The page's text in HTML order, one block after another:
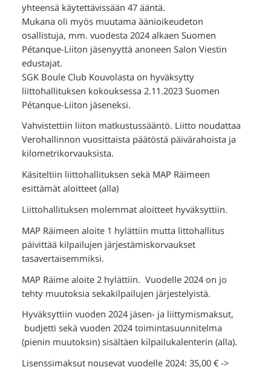
yhteensä käytettävissään 47 ääntä.
Mukana oli myös muutama äänioikeudeton
osallistuja, mm. vuodesta 2024 alkaen Suomen
Pétanque-Liiton jäsenyyttä anoneen Salon Viestin
edustajat.
SGK Boule Club Kouvolasta on hyväksytty
liittohallituksen kokouksessa 2.11.2023 Suomen
Pétanque-Liiton jäseneksi.
Vahvistettiin liiton matkustussääntö. Liitto noudattaa
Verohallinnon vuosittaista päätöstä päivärahoista ja
kilometrikorvauksista.
Käsiteltiin liittohallituksen sekä MAP Räimeen
esittämät aloitteet (alla)
Liittohallituksen molemmat aloitteet hyväksyttiin.
MAP Räimeen aloite 1 hylättiin mutta littohallitus
päivittää kilpailujen järjestämiskorvaukset
tasavertaisemmiksi.
MAP Räime aloite 2 hylättiin. Vuodelle 2024 on jo
tehty muutoksia sekakilpailujen järjestelyistä.
Hyväksyttiin vuoden 2024 jäsen- ja liittymismaksut,
budjetti sekä vuoden 2024 toimintasuunnitelma
(pienin muutoksin) sisältäen kilpailukalenterin (alla).
Lisenssimaksut nousevat vuodelle 2024: 35,00 € ->